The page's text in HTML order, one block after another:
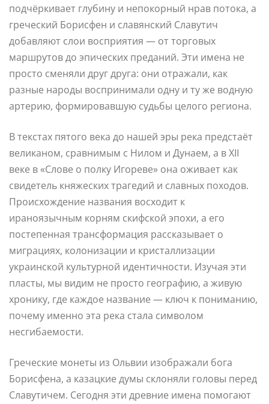
подчёркивает глубину и непокорный нрав потока, а
греческий Борисфен и славянский Славутич
добавляют слои восприятия — от торговых
маршрутов до эпических преданий. Эти имена не
просто сменяли друг друга: они отражали, как
разные народы воспринимали одну и ту же водную
артерию, формировавшую судьбы целого региона.
В текстах пятого века до нашей эры река предстаёт
великаном, сравнимым с Нилом и Дунаем, а в XII
веке в «Слове о полку Игореве» она оживает как
свидетель княжеских трагедий и славных походов.
Происхождение названия восходит к
ираноязычным корням скифской эпохи, а его
постепенная трансформация рассказывает о
миграциях, колонизации и кристаллизации
украинской культурной идентичности. Изучая эти
пласты, мы видим не просто географию, а живую
хронику, где каждое название — ключ к пониманию,
почему именно эта река стала символом
несгибаемости.
Греческие монеты из Ольвии изображали бога
Борисфена, а казацкие думы склоняли головы перед
Славутичем. Сегодня эти древние имена помогают